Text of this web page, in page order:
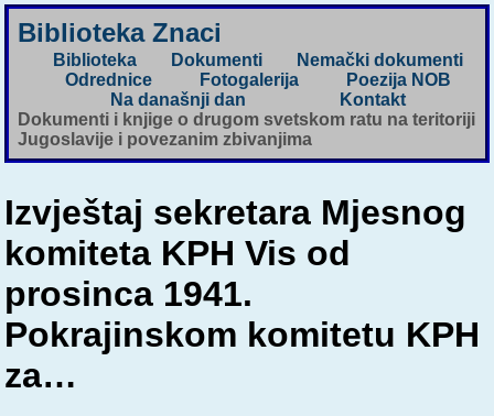
Biblioteka Znaci
Biblioteka Dokumenti
Nemački dokumenti
Odrednice
Fotogalerija
Poezija NOB
Na današnji dan
Kontakt
Dokumenti i knjige o drugom svetskom ratu na teritoriji
Jugoslavije i povezanim zbivanjima
Izvještaj sekretara Mjesnog
komiteta KPH Vis od
prosinca 1941.
Pokrajinskom komitetu KPH
za…